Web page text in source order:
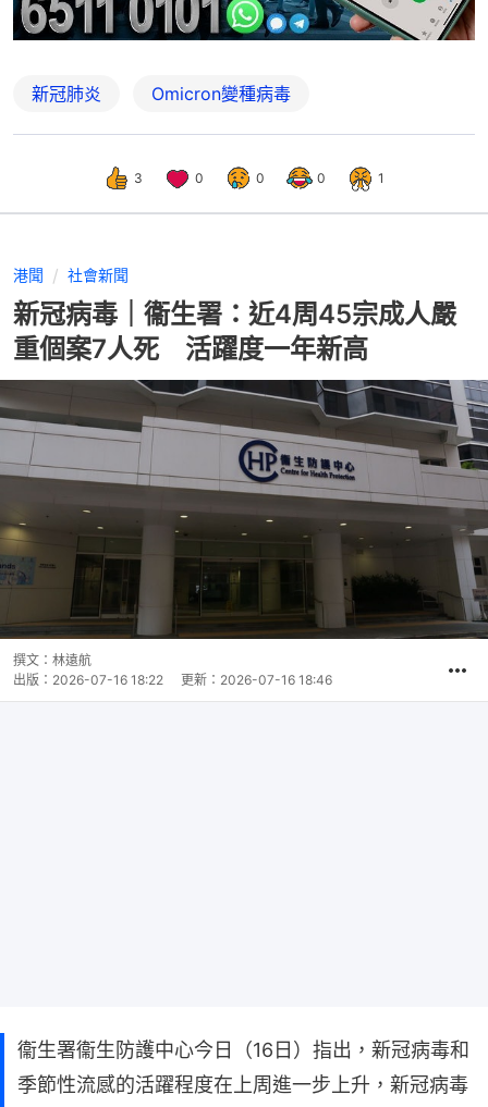
新冠肺炎 Omicron變種病毒
3 0 0 0 1
港聞 社會新聞
新冠病毒｜衞生署：近4周45宗成人嚴
重個案7人死 活躍度一年新高
撰文： 林遠航
出版： 2026-07-16 18:22 更新： 2026-07-16 18:46
衞生署衞生防護中心今日（16日）指出，新冠病毒和
季節性流感的活躍程度在上周進一步上升，新冠病毒